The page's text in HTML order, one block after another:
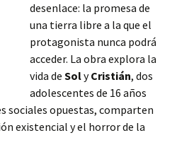
desenlace: la promesa de
una tierra libre a la que el
protagonista nunca podrá
acceder. La obra explora la
vida de SolyCristián, dos
adolescentes de 16 años
sociales opuestas, comparten
existencial y el horror de la